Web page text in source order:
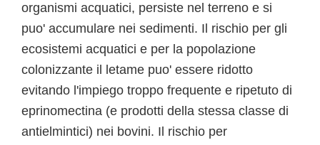
organismi acquatici, persiste nel terreno e si
puo' accumulare nei sedimenti. Il rischio per gli
ecosistemi acquatici e per la popolazione
colonizzante il letame puo' essere ridotto
evitando l'impiego troppo frequente e ripetuto di
eprinomectina (e prodotti della stessa classe di
antielmintici) nei bovini. Il rischio per